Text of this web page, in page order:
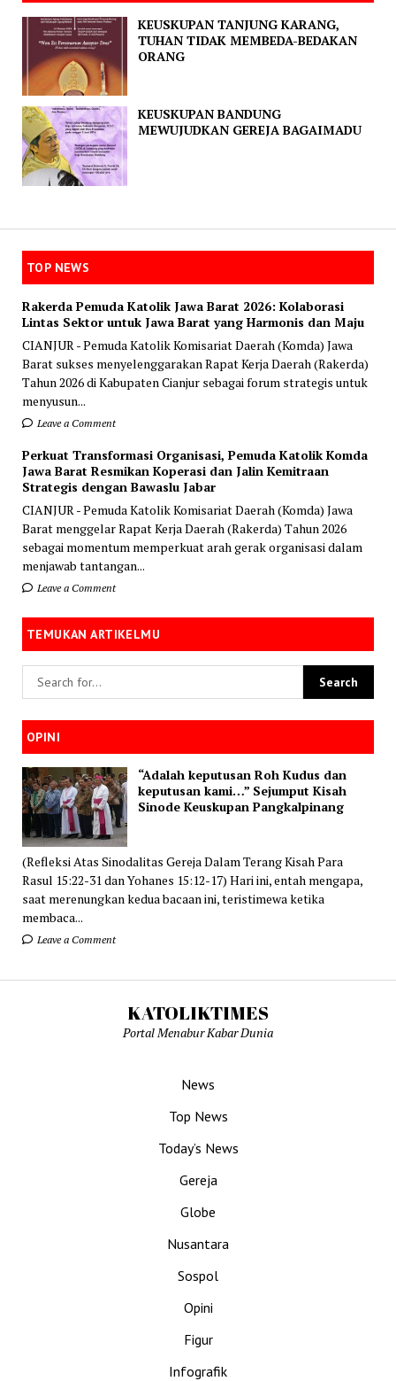
KEUSKUPAN TANJUNG KARANG,
TUHAN TIDAK MEMBEDA-BEDAKAN
ORANG
KEUSKUPAN BANDUNG
MEWUJUDKAN GEREJA BAGAIMADU
TOP NEWS
Rakerda Pemuda Katolik Jawa Barat 2026: Kolaborasi
Lintas Sektor untuk Jawa Barat yang Harmonis dan Maju
CIANJUR - Pemuda Katolik Komisariat Daerah (Komda) Jawa
Barat sukses menyelenggarakan Rapat Kerja Daerah (Rakerda)
Tahun 2026 di Kabupaten Cianjur sebagai forum strategis untuk
menyusun...
Leave a Comment
Perkuat Transformasi Organisasi, Pemuda Katolik Komda
Jawa Barat Resmikan Koperasi dan Jalin Kemitraan
Strategis dengan Bawaslu Jabar
CIANJUR - Pemuda Katolik Komisariat Daerah (Komda) Jawa
Barat menggelar Rapat Kerja Daerah (Rakerda) Tahun 2026
sebagai momentum memperkuat arah gerak organisasi dalam
menjawab tantangan...
Leave a Comment
TEMUKAN ARTIKELMU
OPINI
“Adalah keputusan Roh Kudus dan
keputusan kami…” Sejumput Kisah
Sinode Keuskupan Pangkalpinang
(Refleksi Atas Sinodalitas Gereja Dalam Terang Kisah Para
Rasul 15:22-31 dan Yohanes 15:12-17) Hari ini, entah mengapa,
saat merenungkan kedua bacaan ini, teristimewa ketika
membaca...
Leave a Comment
KATOLIKTIMES
Portal Menabur Kabar Dunia
News
Top News
Today’s News
Gereja
Globe
Nusantara
Sospol
Opini
Figur
Infografik